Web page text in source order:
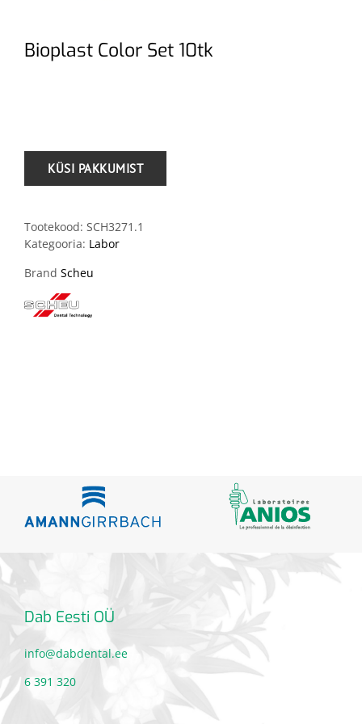
Bioplast Color Set 10tk
Tootekood: SCH3271.1
Kategooria: Labor
Brand Scheu
Dab Eesti OÜ
info@dabdental.ee
6 391 320